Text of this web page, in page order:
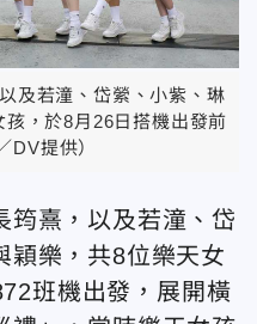
及若潼、岱縈、小紫、琳
，於8月26日搭機出發前
DV提供）
筠熹，以及若潼、岱
穎樂，共8位樂天女
班機出發，展開橫